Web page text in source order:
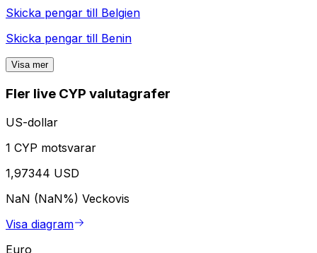
Skicka pengar till Belgien
Skicka pengar till Benin
Visa mer
Fler live CYP valutagrafer
US-dollar
1 CYP motsvarar
1,97344 USD
NaN (NaN%) Veckovis
Visa diagram
Euro